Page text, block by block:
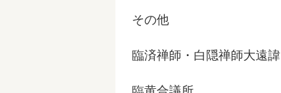
その他
臨済禅師・白隠禅師大遠諱